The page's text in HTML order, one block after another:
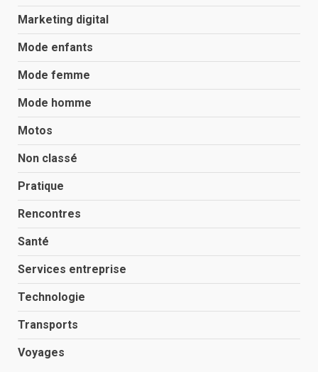
Marketing digital
Mode enfants
Mode femme
Mode homme
Motos
Non classé
Pratique
Rencontres
Santé
Services entreprise
Technologie
Transports
Voyages